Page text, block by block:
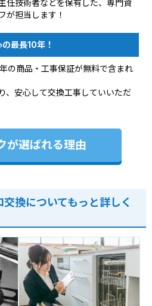
任技術者などを保有した、専門資
が担当します！
最長10年！
の商品・工事保証が無料で含まれ
、安心して交換工事していいただ
が選ばれる理由
換についてもっと詳しく